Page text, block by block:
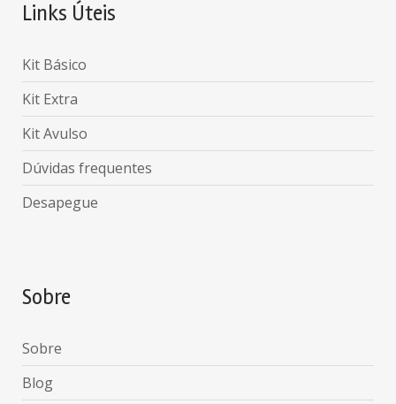
Links Úteis
Kit Básico
Kit Extra
Kit Avulso
Dúvidas frequentes
Desapegue
Sobre
Sobre
Blog